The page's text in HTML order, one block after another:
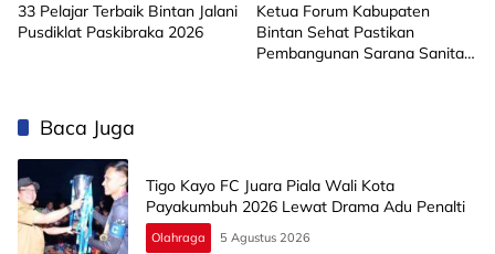
33 Pelajar Terbaik Bintan Jalani
Pusdiklat Paskibraka 2026
Ketua Forum Kabupaten
Bintan Sehat Pastikan
Pembangunan Sarana Sanitasi
Baca Juga
Tigo Kayo FC Juara Piala Wali Kota
Payakumbuh 2026 Lewat Drama Adu Penalti
Olahraga 5 Agustus 2026